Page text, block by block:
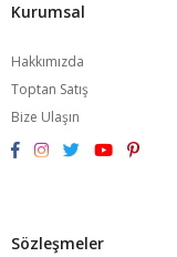
Kurumsal
Hakkımızda
Toptan Satış
Bize Ulaşın
Sözleşmeler